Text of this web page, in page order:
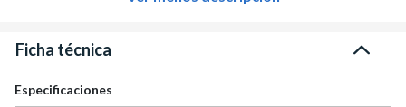
Ficha técnica
Especificaciones